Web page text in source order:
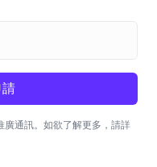
通訊。如欲了解更多，請詳